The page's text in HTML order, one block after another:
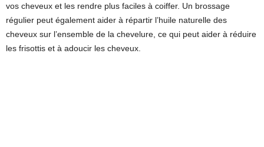
vos cheveux et les rendre plus faciles à coiffer. Un brossage
régulier peut également aider à répartir l’huile naturelle des
cheveux sur l’ensemble de la chevelure, ce qui peut aider à réduire
les frisottis et à adoucir les cheveux.